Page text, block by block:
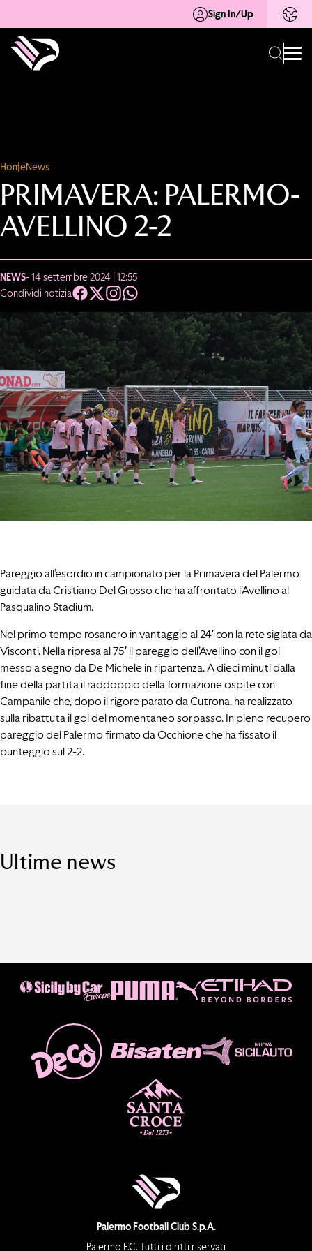
Sign In/Up
HomeNews
PRIMAVERA: PALERMO-
AVELLINO 2-2
NEWS- 14 settembre 2024 | 12:55
Condividi notizia
Pareggio all’esordio in campionato per la Primavera del Palermo
guidata da Cristiano Del Grosso che ha affrontato l’Avellino al
Pasqualino Stadium.
Nel primo tempo rosanero in vantaggio al 24′ con la rete siglata da
Visconti. Nella ripresa al 75′ il pareggio dell’Avellino con il gol
messo a segno da De Michele in ripartenza. A dieci minuti dalla
fine della partita il raddoppio della formazione ospite con
Campanile che, dopo il rigore parato da Cutrona, ha realizzato
sulla ribattuta il gol del momentaneo sorpasso. In pieno recupero
pareggio del Palermo firmato da Occhione che ha fissato il
punteggio sul 2-2.
Ultime news
Palermo Football Club S.p.A.
Palermo F.C. Tutti i diritti riservati